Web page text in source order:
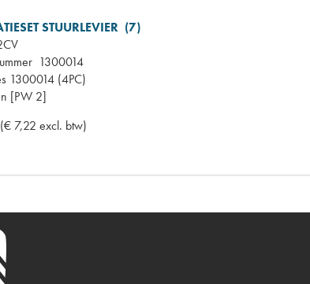
STUURLEVIER (7)
1300014
1300014 (4PC)
[PW 2]
(€ 7,22 excl. btw)